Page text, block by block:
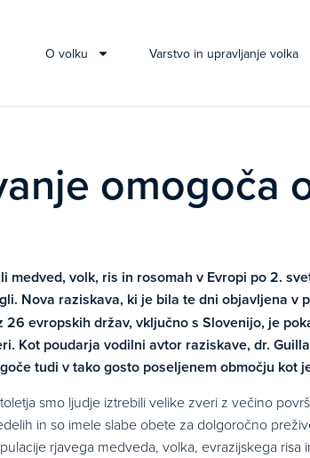
O volku Varstvo in upravljanje volka
omogoča
medved, volk, ris in rosomah v Evropi po 2.
Nova raziskava, ki je bila te dni objavljena v
26 evropskih držav, vključno s Slovenijo, je
Kot poudarja vodilni avtor raziskave, dr.
tudi v tako gosto poseljenem območju kot
smo ljudje iztrebili velike zveri z večino
in so imele slabe obete za dolgoročno
rjavega medveda, volka, evrazijskega